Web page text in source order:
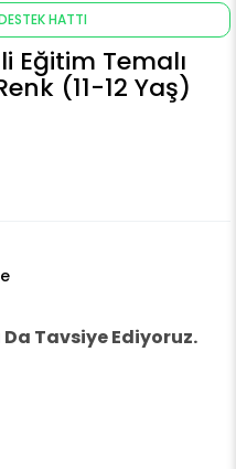
HATTI
Eğitim Temalı
(11-12 Yaş)
Da Tavsiye Ediyoruz.